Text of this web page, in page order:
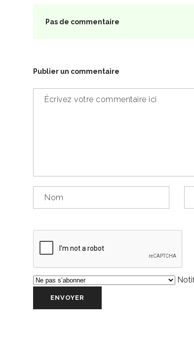
Pas de commentaire
Publier un commentaire